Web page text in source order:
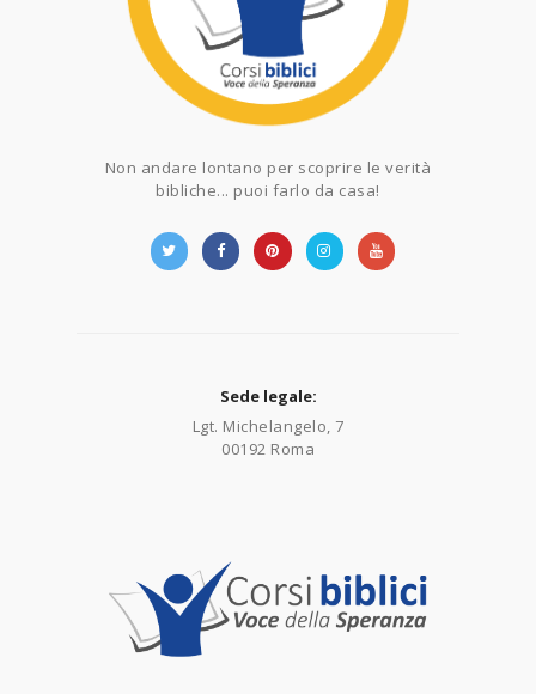
Non andare lontano per scoprire le verità
bibliche... puoi farlo da casa!
Sede legale:
Lgt. Michelangelo, 7
00192 Roma